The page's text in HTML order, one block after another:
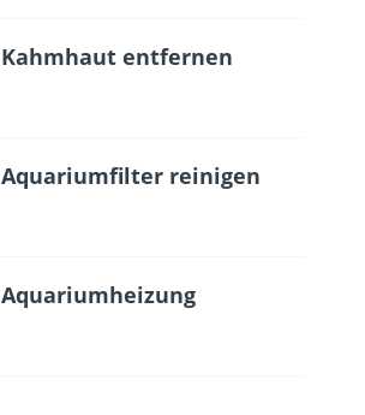
Kahmhaut entfernen
Aquariumfilter reinigen
Aquariumheizung